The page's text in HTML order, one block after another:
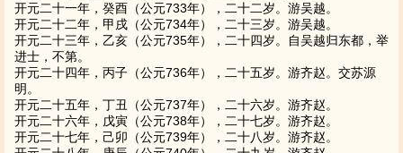
开元二十一年，癸酉（公元733年），二十二岁。游吴越。
开元二十二年，甲戌（公元734年），二十三岁。游吴越。
开元二十三年，乙亥（公元735年），二十四岁。自吴越归东都，举
进士，不第。
开元二十四年，丙子（公元736年），二十五岁。游齐赵。交苏源
明。
开元二十五年，丁丑（公元737年），二十六岁。游齐赵。
开元二十六年，戊寅（公元738年），二十七岁。游齐赵。
开元二十七年，己卯（公元739年），二十八岁。游齐赵。